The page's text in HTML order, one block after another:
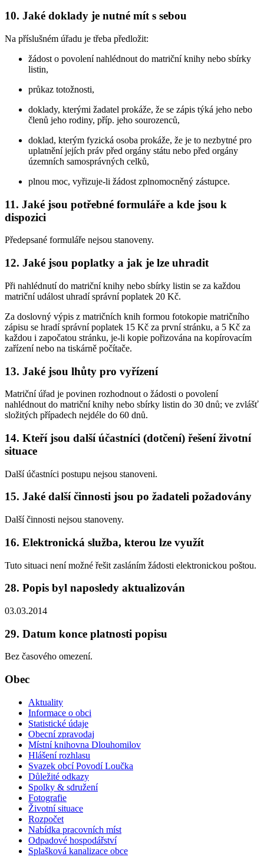
10. Jaké doklady je nutné mít s sebou
Na příslušném úřadu je třeba předložit:
žádost o povolení nahlédnout do matriční knihy nebo sbírky
listin,
průkaz totožnosti,
doklady, kterými žadatel prokáže, že se zápis týká jeho nebo
členů jeho rodiny, příp. jeho sourozenců,
doklad, kterým fyzická osoba prokáže, že je to nezbytné pro
uplatnění jejích práv před orgány státu nebo před orgány
územních samosprávných celků,
plnou moc, vyřizuje-li žádost zplnomocněný zástupce.
11. Jaké jsou potřebné formuláře a kde jsou k
dispozici
Předepsané formuláře nejsou stanoveny.
12. Jaké jsou poplatky a jak je lze uhradit
Při nahlédnutí do matriční knihy nebo sbírky listin se za každou
matriční událost uhradí správní poplatek 20 Kč.
Za doslovný výpis z matričních knih formou fotokopie matričního
zápisu se hradí správní poplatek 15 Kč za první stránku, a 5 Kč za
každou i započatou stránku, je-li kopie pořizována na kopírovacím
zařízení nebo na tiskárně počítače.
13. Jaké jsou lhůty pro vyřízení
Matriční úřad je povinen rozhodnout o žádosti o povolení
nahlédnout do matriční knihy nebo sbírky listin do 30 dnů; ve zvlášť
složitých případech nejdéle do 60 dnů.
14. Kteří jsou další účastníci (dotčení) řešení životní
situace
Další účastníci postupu nejsou stanoveni.
15. Jaké další činnosti jsou po žadateli požadovány
Další činnosti nejsou stanoveny.
16. Elektronická služba, kterou lze využít
Tuto situaci není možné řešit zasláním žádosti elektronickou poštou.
28. Popis byl naposledy aktualizován
03.03.2014
29. Datum konce platnosti popisu
Bez časového omezení.
Obec
Aktuality
Informace o obci
Statistické údaje
Obecní zpravodaj
Místní knihovna Dlouhomilov
Hlášení rozhlasu
Svazek obcí Povodí Loučka
Důležité odkazy
Spolky & sdružení
Fotografie
Životní situace
Rozpočet
Nabídka pracovních míst
Odpadové hospodářství
Splašková kanalizace obce